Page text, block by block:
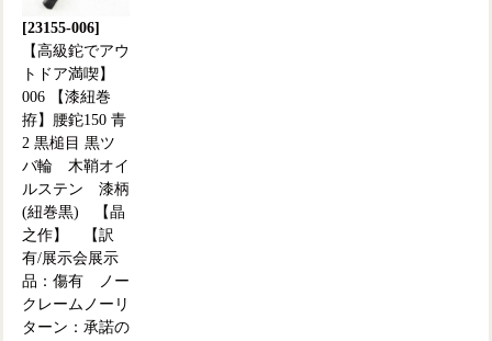
[23155-006]
【高級鉈でアウ
トドア満喫】
006 【漆紐巻
拵】腰鉈150 青
2 黒槌目 黒ツ
バ輪 木鞘オイ
ルステン 漆柄
(紐巻黒) 【晶
之作】 【訳
有/展示会展示
品：傷有 ノー
クレームノーリ
ターン：承諾の